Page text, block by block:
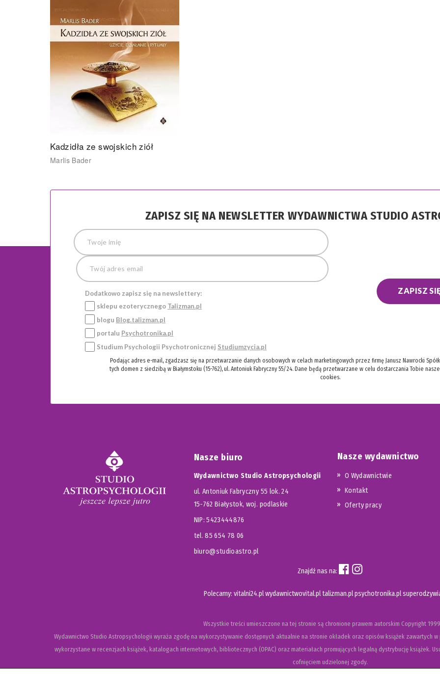
Kadzidła ze swojskich ziół
Marlis Bader
ZAPISZ SIĘ NA NEWSLETTER WYDAWNICTWA STUDIO
Dodatkowo zapisz się na newslettery:
sklepu ezoterycznego Talizman.pl
blogu Blog.talizman.pl
portalu Psychotronika.pl
Studium Psychologii Psychotronicznej Studiumzycia.pl
ZAPISZ
Podając adres e-mail, zgadzasz się na przetwarzanie danych osobowych w celach marketingowych przez firmę Janusz Nawrocki
tych domen z siedzibą w Białymstoku (15-762), ul. Antoniuk Fabryczny 55/24. Dane będą przetwarzane w celu dostarczania Tobie
cookies.
Nasze biuro
Wydawnictwo Studio Astropsychologii
ul. Antoniuk Fabryczny 55 lok. 24
15-762 Białystok, woj. podlaskie
NIP: 5423444876
tel. 85 654 78 06
biuro@studioastro.pl
Nasze wydawnictwo
O Wydawnictwie
Kontakt
Oferty pracy
Znajdź nas na:
Polecamy: vitalni24.pl wydawnictwovital.pl talizman.pl psychotronika.pl
Wszystkie treści umieszczone na tej stronie są chronione prawem autorskim Copyright
Wydawnictwo Studio Astropsychologii wyraża zgodę na wykorzystywanie dostępnych aktualnie na stronie okładek oraz opisów książek zawartych w
wykorzystane w recenzjach książek, katalogach internetowych, bibliotecznych (OPAC) oraz materiałach promujących legalną dystrybucję książek.
cofnięciem udzielonej zgody.